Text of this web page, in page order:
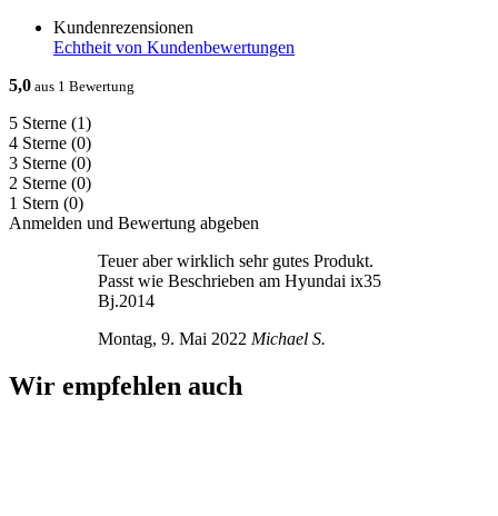
Kundenrezensionen
Echtheit von Kundenbewertungen
5,0 aus 1 Bewertung
5 Sterne (1)
4 Sterne (0)
3 Sterne (0)
2 Sterne (0)
1 Stern (0)
Anmelden und Bewertung abgeben
Teuer aber wirklich sehr gutes Produkt.
Passt wie Beschrieben am Hyundai ix35
Bj.2014
Montag, 9. Mai 2022 Michael S.
Wir empfehlen auch